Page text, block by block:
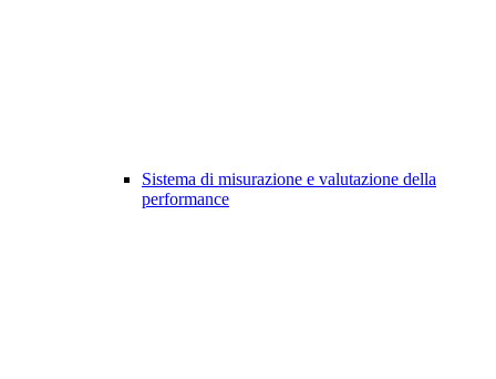
Sistema di misurazione e valutazione della
performance